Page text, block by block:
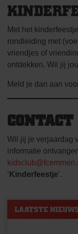
Met het
rondleiding met
vriendjes of
ontdekken. Wil jij
Meld je dan aan
CONTACT
Wil jij je verjaardag
informatie
‘ Kinderfeestje’.
LAATSTE NIEUWS